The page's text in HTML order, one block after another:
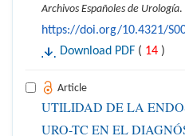
Archivos Españoles de Urología.
https://doi.org/10.4321/
Download PDF ( 14 )
Article
UTILIDAD DE LA
URO-TC EN EL